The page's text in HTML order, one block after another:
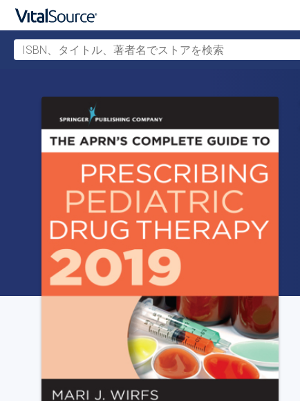
ISBN、タイトル、著者名でストアを検索